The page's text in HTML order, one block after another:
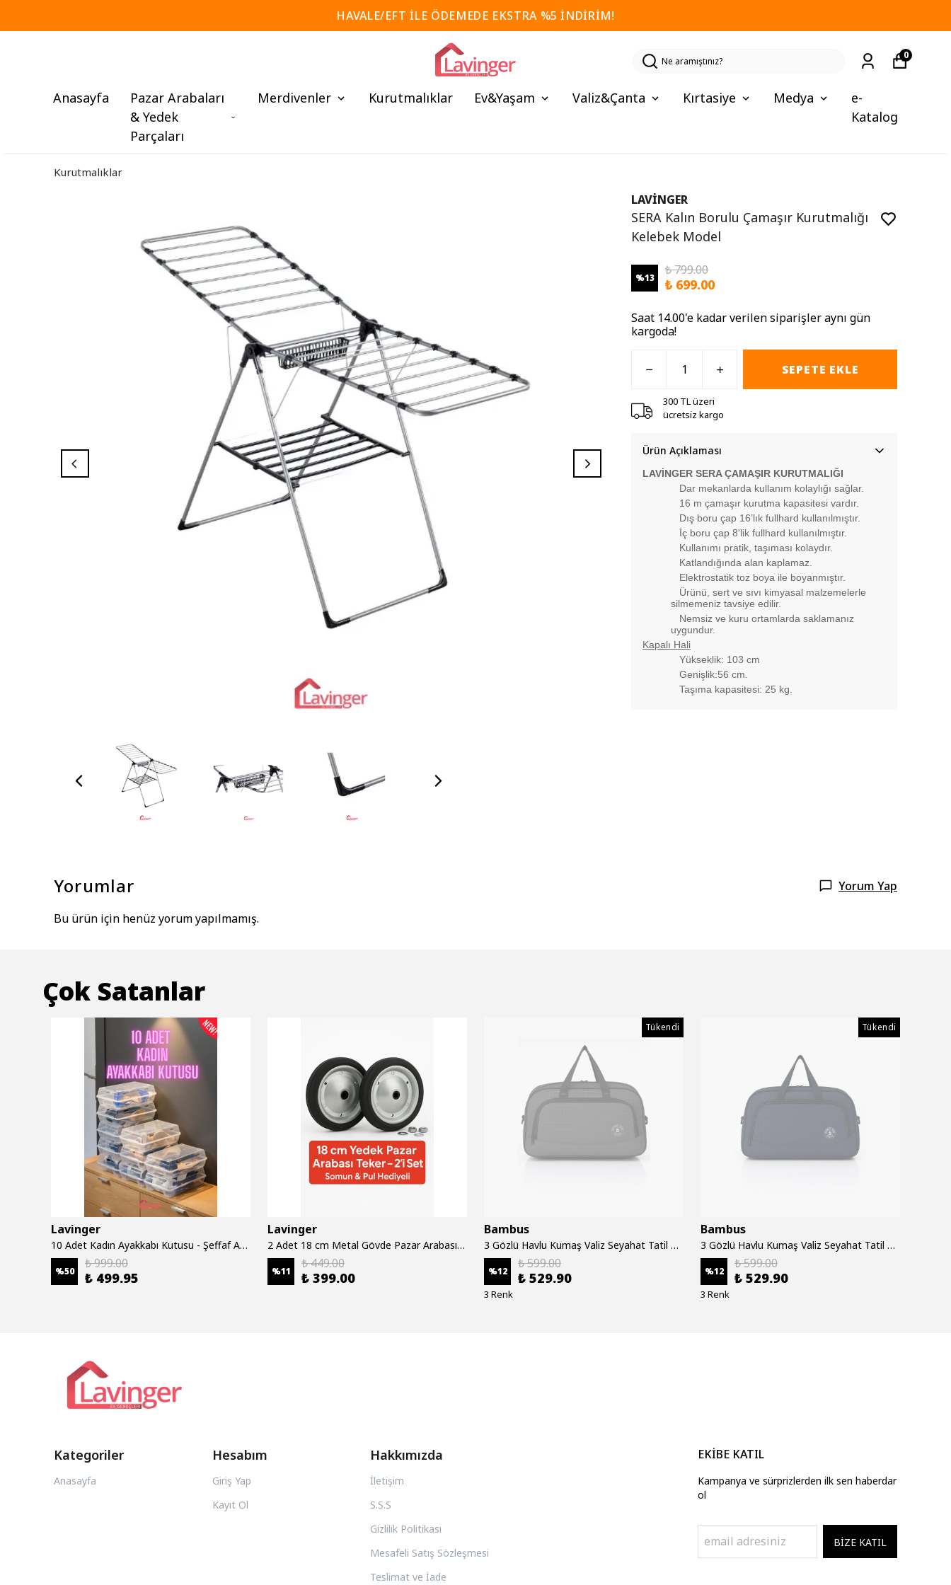
HAVALE/EFT İLE ÖDEMEDE EKSTRA %5 İNDİRİM!
Anasayfa
Pazar Arabaları
& Yedek
Parçaları
Merdivenler Kurutmalıklar Ev&Yaşam Valiz&Çanta Kırtasiye Medya
e-
Katalog
0
Kurutmalıklar
LAVİNGER
SERA Kalın Borulu Çamaşır Kurutmalığı
Kelebek Model
%13
₺ 799.00
₺ 699.00
Saat 14.00'e kadar verilen siparişler aynı gün
kargoda!
SEPETE EKLE
300 TL üzeri
ücretsiz kargo
Ürün Açıklaması
LAVİNGER SERA ÇAMAŞIR KURUTMALIĞI
Dar mekanlarda kullanım kolaylığı sağlar.
16 m çamaşır kurutma kapasitesi vardır.
Dış boru çap 16’lık fullhard kullanılmıştır.
İç boru çap 8'lik fullhard kullanılmıştır.
Kullanımı pratik, taşıması kolaydır.
Katlandığında alan kaplamaz.
Elektrostatik toz boya ile boyanmıştır.
Ürünü, sert ve sıvı kimyasal malzemelerle
silmemeniz tavsiye edilir.
Nemsiz ve kuru ortamlarda saklamanız
uygundur.
Kapalı Hali
Yükseklik: 103 cm
Genişlik:56 cm.
Taşıma kapasitesi: 25 kg.
Yorumlar Yorum Yap
Bu ürün için henüz yorum yapılmamış.
Çok Satanlar
Lavinger
10 Adet Kadın Ayakkabı Kutusu - Şeffaf Ayakkabı Düzenleyici Saklama Kutusu Organizer Seyahat Kutusu
%50
₺ 999.00
₺ 499.95
Lavinger
2 Adet 18 cm Metal Gövde Pazar Arabası Tekerleği Süper Sağlam Araba Tekeri Somun&Pul Hediyeli
%11
₺ 449.00
₺ 399.00
Tükendi
Bambus
3 Gözlü Havlu Kumaş Valiz Seyahat Tatil Spor Hastane Çok Gözlü El Ve Omuz Çantası - Gri
%12
₺ 599.00
₺ 529.90
3 Renk
Tükendi
Bambus
3 Gözlü Havlu Kumaş Valiz Seyahat Tatil Spor Hastane Çok Gözlü El Ve Omuz Çantası - Lacivert
%12
₺ 599.00
₺ 529.90
3 Renk
Kategoriler
Anasayfa
Hesabım
Giriş Yap
Kayıt Ol
Hakkımızda
İletişim
S.S.S
Gizlilik Politikası
Mesafeli Satış Sözleşmesi
Teslimat ve İade
EKİBE KATIL
Kampanya ve sürprizlerden ilk sen haberdar
ol
BİZE KATIL